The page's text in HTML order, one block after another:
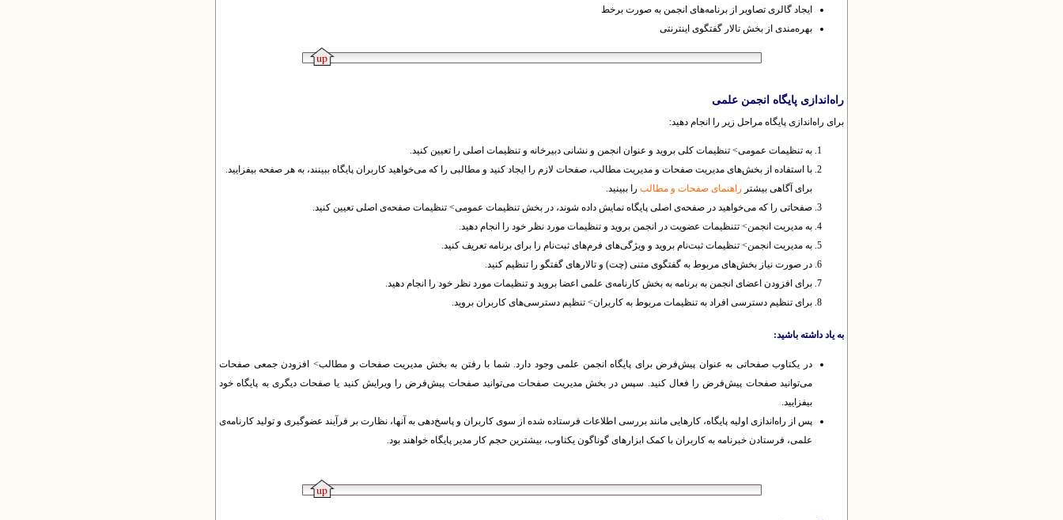
ایجاد گالری تصاویر از برنامه‌های انجمن به صورت برخط
بهره‌مندی از بخش تالار گفتگوی اینترنتی
راه‌اندازی پایگاه انجمن علمی
برای راه‌اندازی پایگاه مراحل زیر را انجام دهید:
به تنظیمات عمومی> تنظیمات کلی بروید و عنوان انجمن‌ و نشانی دبیرخانه و تنظیمات اصلی را تعیین کنید.
با استفاده از بخش‌های مدیریت صفحات و مدیریت مطالب، صفحات لازم را ایجاد کنید و مطالبی را که می‌خواهید کاربران پایگاه ببینند، به هر صفحه بیفزایید.
برای آگاهی بیشتر راهنمای صفحات و مطالب را ببینید.
صفحاتی را که می‌خواهید در صفحه‌ی اصلی پایگاه نمایش داده شوند، در بخش تنظیمات عمومی> تنظیمات صفحه‌ی اصلی تعیین کنید.
به مدیریت انجمن> تتنظیمات عضویت در انجمن بروید و تنظیمات مورد نظر خود را انجام دهید.
به مدیریت انجمن> تنظیمات ثبت‌نام بروید و ویژگی‌های فرم‌های ثبت‌نام را برای برنامه تعریف کنید.
در صورت نیاز بخش‌های مربوط به گفتگوی متنی (چت) و تالارهای گفتگو را تنظیم کنید
برای افزودن اعضای انجمن به برنامه به بخش کارنامه‌ی علمى اعضا بروید و تنظیمات مورد نظر خود را انجام دهید.
برای تنظیم دسترسی افراد به تنظیمات مربوط به کاربران> تنظیم دسترسى‌هاى کاربران بروید.
به یاد داشته باشید:
در یکتاوب صفحاتی به عنوان پیش‌فرض برای پایگاه انجمن علمی وجود دارد. شما با رفتن به بخش مدیریت صفحات و مطالب> افزودن جمعی صفحات
می‌توانید صفحات پیش‌فرض را فعال کنید. سپس در بخش مدیریت صفحات می‌توانید صفحات پیش‌فرض را ویرایش کنید یا صفحات دیگری به پایگاه خود
بیفزایید.
پس از راه‌اندازی اولیه پایگاه، کارهایی مانند بررسی اطلاعات فرستاده شده از سوی کاربران و پاسخ‌دهی به آنها، نظارت بر فرآیند عضوگیری و تولید کارنامه‌ی
علمی، فرستادن خبرنامه به کاربران با کمک ابزارهای گوناگون یکتاوب، بیشترین حجم کار مدیر پایگاه خواهند بود.